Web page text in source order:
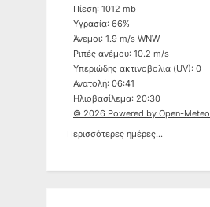
Πίεση: 1012 mb
Υγρασία: 66%
Άνεμοι: 1.9 m/s WNW
Ριπές ανέμου: 10.2 m/s
Υπεριώδης ακτινοβολία (UV): 0
Ανατολή: 06:41
Ηλιοβασίλεμα: 20:30
© 2026 Powered by Open-Meteo
Περισσότερες ημέρες...